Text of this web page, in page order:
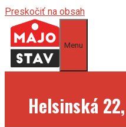
Preskočiť na obsah
Menu
Helsinská